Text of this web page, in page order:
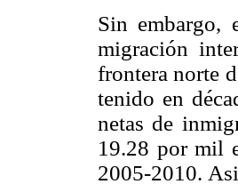
Sin embargo,
migración
frontera norte
tenido en
netas de
19.28 por mil
2005-2010.